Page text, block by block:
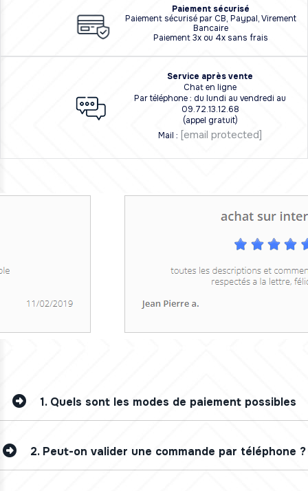
Paiement sécurisé
Paiement sécurisé par CB, Paypal, Virement
Bancaire
Paiement 3x ou 4x sans frais
Service après vente
Chat en ligne
Par téléphone : du lundi au vendredi au
09.72.13.12.68
(appel gratuit)
Mail : [email protected]
1. Quels sont les modes de paiement possibles
2. Peut-on valider une commande par téléphone ?